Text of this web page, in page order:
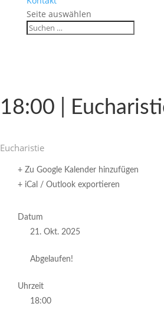
Seite auswählen
18:00 |
Eucha­ristie
+ Zu Google Kalender hinzufügen
+ iCal / Outlook exportieren
Datum
21. Okt. 2025
Abgelaufen!
Uhrzeit
18:00